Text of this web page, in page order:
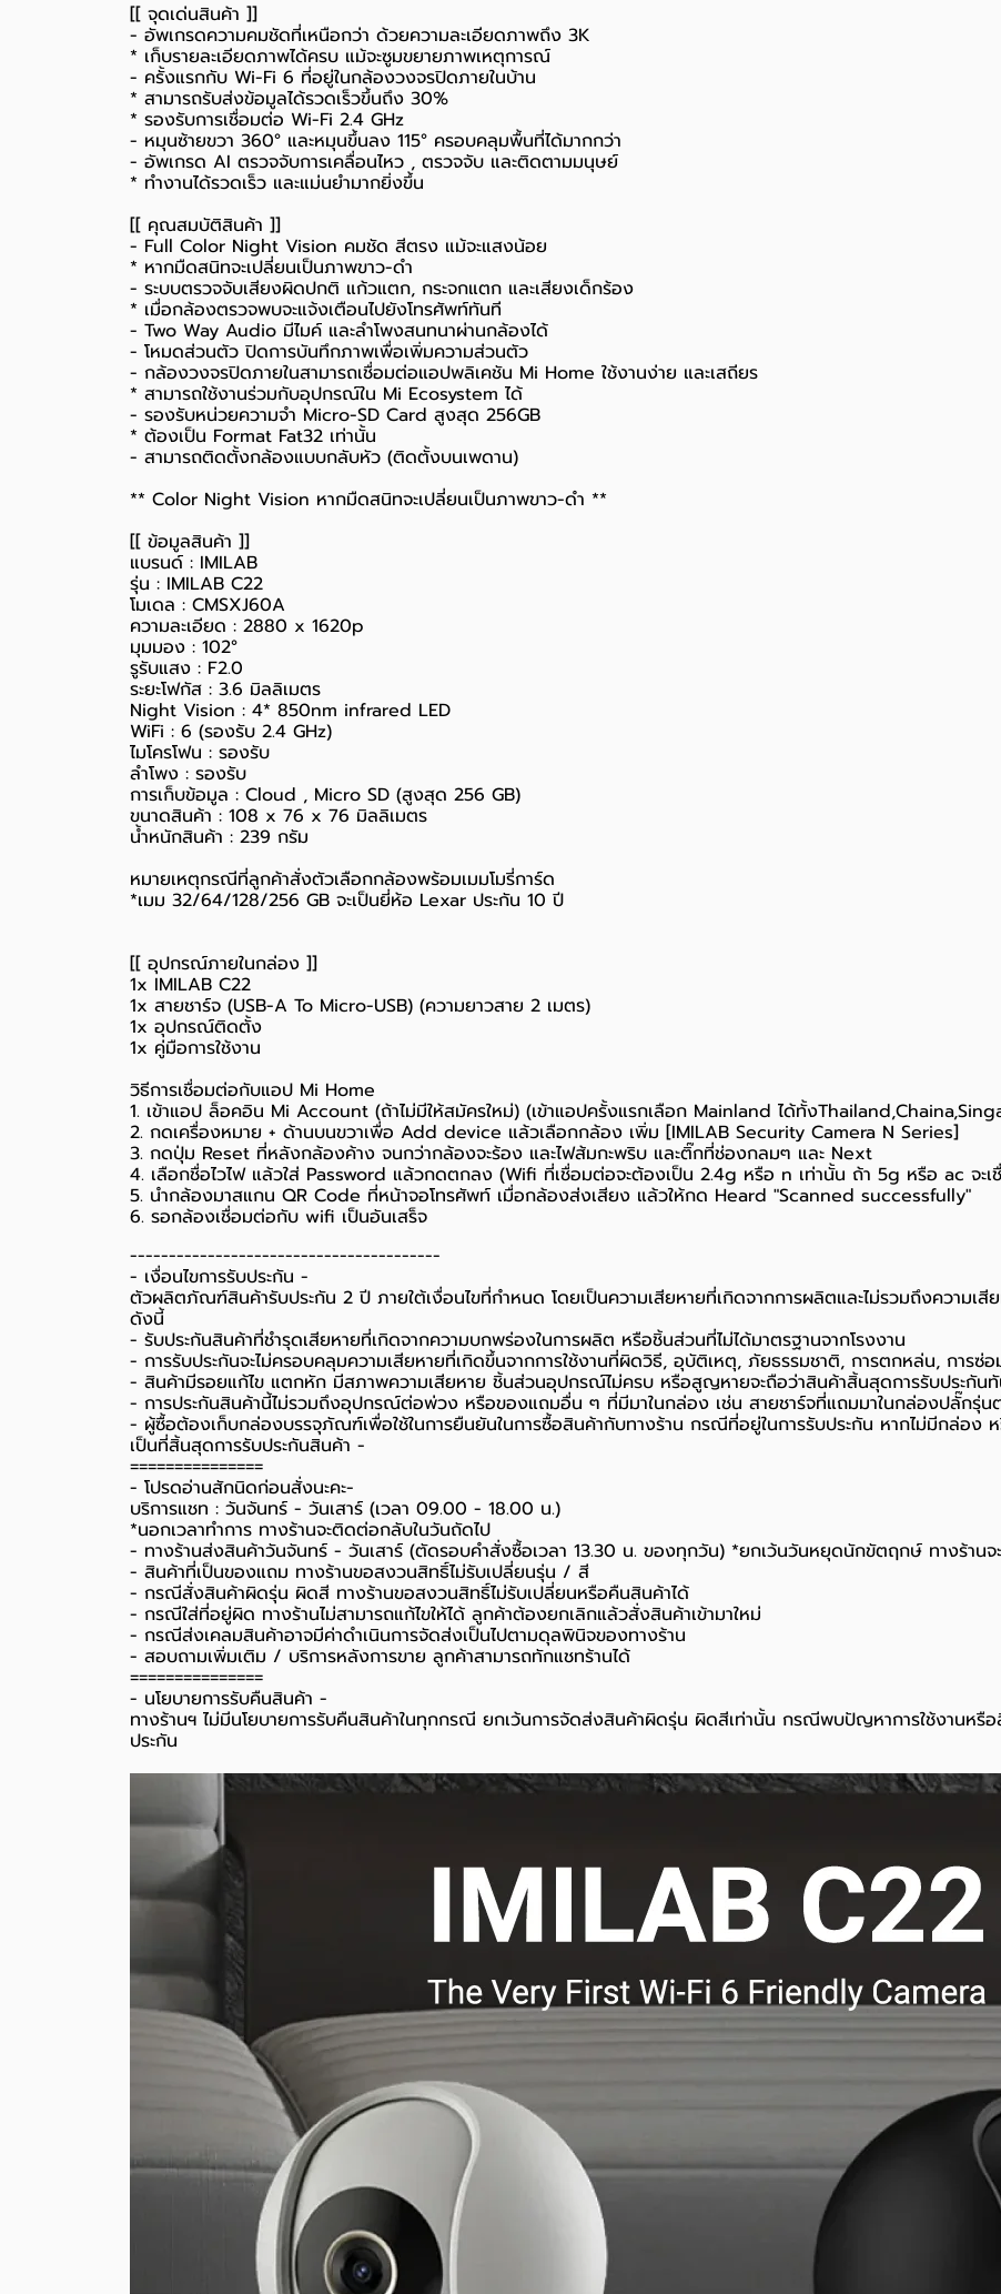
[[ จุดเด่นสินค้า ]]
- อัพเกรดความคมชัดที่เหนือกว่า ด้วยความละเอียดภาพถึง 3K
* เก็บรายละเอียดภาพได้ครบ แม้จะซูมขยายภาพเหตุการณ์
- ครั้งแรกกับ Wi-Fi 6 ที่อยู่ในกล้องวงจรปิดภายในบ้าน
* สามารถรับส่งข้อมูลได้รวดเร็วขึ้นถึง 30%
* รองรับการเชื่อมต่อ Wi-Fi 2.4 GHz
- หมุนซ้ายขวา 360° และหมุนขึ้นลง 115° ครอบคลุมพื้นที่ได้มากกว่า
- อัพเกรด AI ตรวจจับการเคลื่อนไหว , ตรวจจับ และติดตามมนุษย์
* ทำงานได้รวดเร็ว และแม่นยำมากยิ่งขึ้น
[[ คุณสมบัติสินค้า ]]
- Full Color Night Vision คมชัด สีตรง แม้จะแสงน้อย
* หากมืดสนิทจะเปลี่ยนเป็นภาพขาว-ดำ
- ระบบตรวจจับเสียงผิดปกติ แก้วแตก, กระจกแตก และเสียงเด็กร้อง
* เมื่อกล้องตรวจพบจะแจ้งเตือนไปยังโทรศัพท์ทันที
- Two Way Audio มีไมค์ และลำโพงสนทนาผ่านกล้องได้
- โหมดส่วนตัว ปิดการบันทึกภาพเพื่อเพิ่มความส่วนตัว
- กล้องวงจรปิดภายในสามารถเชื่อมต่อแอปพลิเคชัน Mi Home ใช้งานง่าย และเสถียร
* สามารถใช้งานร่วมกับอุปกรณ์ใน Mi Ecosystem ได้
- รองรับหน่วยความจำ Micro-SD Card สูงสุด 256GB
* ต้องเป็น Format Fat32 เท่านั้น
- สามารถติดตั้งกล้องแบบกลับหัว (ติดตั้งบนเพดาน)
** Color Night Vision หากมืดสนิทจะเปลี่ยนเป็นภาพขาว-ดำ **
[[ ข้อมูลสินค้า ]]
แบรนด์ : IMILAB
รุ่น : IMILAB C22
โมเดล : CMSXJ60A
ความละเอียด : 2880 x 1620p
มุมมอง : 102°
รูรับแสง : F2.0
ระยะโฟกัส : 3.6 มิลลิเมตร
Night Vision : 4* 850nm infrared LED
WiFi : 6 (รองรับ 2.4 GHz)
ไมโครโฟน : รองรับ
ลำโพง : รองรับ
การเก็บข้อมูล : Cloud , Micro SD (สูงสุด 256 GB)
ขนาดสินค้า : 108 x 76 x 76 มิลลิเมตร
น้ำหนักสินค้า : 239 กรัม
หมายเหตุกรณีที่ลูกค้าสั่งตัวเลือกกล้องพร้อมเมมโมรี่การ์ด
*เมม 32/64/128/256 GB จะเป็นยี่ห้อ Lexar ประกัน 10 ปี
[[ อุปกรณ์ภายในกล่อง ]]
1x IMILAB C22
1x สายชาร์จ (USB-A To Micro-USB) (ความยาวสาย 2 เมตร)
1x อุปกรณ์ติดตั้ง
1x คู่มือการใช้งาน
วิธีการเชื่อมต่อกับแอป Mi Home
1. เข้าแอป ล็อคอิน Mi Account (ถ้าไม่มีให้สมัครใหม่) (เข้าแอปครั้งแรกเลือก Mainland ได้ทั้ง
2. กดเครื่องหมาย + ด้านบนขวาเพื่อ Add device แล้วเลือกกล้อง เพิ่ม [IMILAB Security Camera N Series]
3. กดปุ่ม Reset ที่หลังกล้องค้าง จนกว่ากล้องจะร้อง และไฟส้มกะพริบ และติ๊กที่ช่องกลมๆ และ Next
4. เลือกชื่อไวไฟ แล้วใส่ Password แล้วกดตกลง (Wifi ที่เชื่อมต่อจะต้องเป็น 2.4g หรือ n เท่านั้น ถ้า 5g หรือ ac จะเ
5. นำกล้องมาสแกน QR Code ที่หน้าจอโทรศัพท์ เมื่อกล้องส่งเสียง แล้วให้กด Heard "Scanned successfully"
6. รอกล้องเชื่อมต่อกับ wifi เป็นอันเสร็จ
----------------------------------------
-️ เงื่อนไขการรับประกัน -️
ตัวผลิตภัณฑ์สินค้ารับประกัน 2 ปี ภายใต้เงื่อนไขที่กำหนด โดยเป็นความเสียหายที่เกิดจากการผลิตและไม่รวมถึงความเสี
ดังนี้
- รับประกันสินค้าที่ชำรุดเสียหายที่เกิดจากความบกพร่องในการผลิต หรือชิ้นส่วนที่ไม่ได้มาตรฐานจากโรงงาน
- การรับประกันจะไม่ครอบคลุมความเสียหายที่เกิดขึ้นจากการใช้งานที่ผิดวิธี, อุบัติเหตุ, ภัยธรรมชาติ, การตกหล่น, การซ่
- สินค้ามีรอยแก้ไข แตกหัก มีสภาพความเสียหาย ชิ้นส่วนอุปกรณ์ไม่ครบ หรือสูญหายจะถือว่าสินค้าสิ้นสุดการรับประกัน
- การประกันสินค้านี้ไม่รวมถึงอุปกรณ์ต่อพ่วง หรือของแถมอื่น ๆ ที่มีมาในกล่อง เช่น สายชาร์จที่แถมมาในกล่องปลั๊กรุ่น
-️ ผู้ซื้อต้องเก็บกล่องบรรจุภัณฑ์เพื่อใช้ในการยืนยันในการซื้อสินค้ากับทางร้าน กรณีที่อยู่ในการรับประกัน หากไม่มีกล่อง
เป็นที่สิ้นสุดการรับประกันสินค้า -️
===============
-️ โปรดอ่านสักนิดก่อนสั่งนะคะ-️
บริการแชท : วันจันทร์ - วันเสาร์ (เวลา 09.00 - 18.00 น.)
*นอกเวลาทำการ ทางร้านจะติดต่อกลับในวันถัดไป
- ทางร้านส่งสินค้าวันจันทร์ - วันเสาร์ (ตัดรอบคำสั่งซื้อเวลา 13.30 น. ของทุกวัน) *ยกเว้นวันหยุดนักขัตฤกษ์ ทางร้านจ
- สินค้าที่เป็นของแถม ทางร้านขอสงวนสิทธิ์ไม่รับเปลี่ยนรุ่น / สี
- กรณีสั่งสินค้าผิดรุ่น ผิดสี ทางร้านขอสงวนสิทธิ์ไม่รับเปลี่ยนหรือคืนสินค้าได้
- กรณีใส่ที่อยู่ผิด ทางร้านไม่สามารถแก้ไขให้ได้ ลูกค้าต้องยกเลิกแล้วสั่งสินค้าเข้ามาใหม่
- กรณีส่งเคลมสินค้าอาจมีค่าดำเนินการจัดส่งเป็นไปตามดุลพินิจของทางร้าน
- สอบถามเพิ่มเติม / บริการหลังการขาย ลูกค้าสามารถทักแชทร้านได้
===============
-️ นโยบายการรับคืนสินค้า -️
ทางร้านฯ ไม่มีนโยบายการรับคืนสินค้าในทุกกรณี ยกเว้นการจัดส่งสินค้าผิดรุ่น ผิดสีเท่านั้น กรณีพบปัญหาการใช้งานหรือ
ประกัน